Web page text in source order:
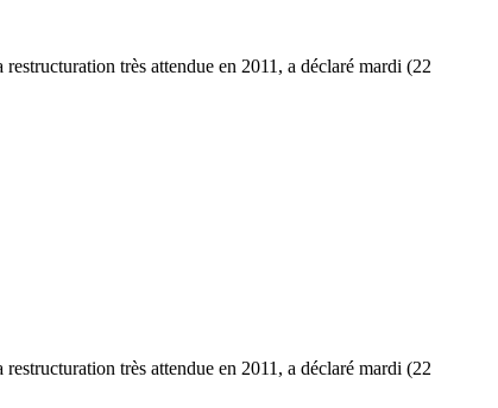
très attendue en 2011, a déclaré mardi (22
très attendue en 2011, a déclaré mardi (22